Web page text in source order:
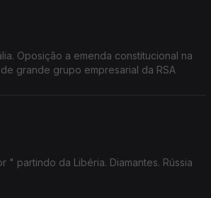
Oposição a emenda constitucional na
grande grupo empresarial da RSA
" partindo da Libéria. Diamantes. Rússia